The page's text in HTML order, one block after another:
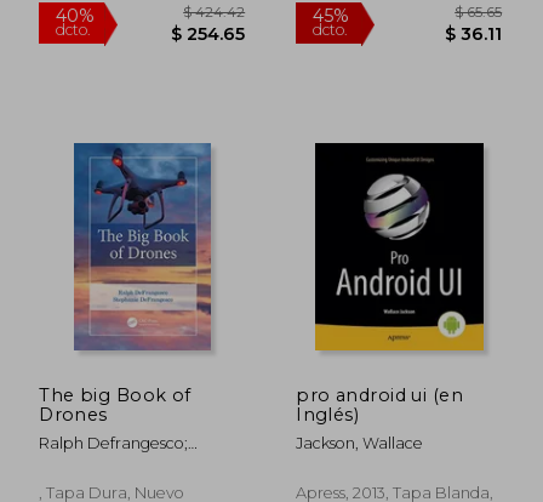
45% 40%
The big Book of
Drones
Ralph Defrangesco;
, Tapa Dura, Nuevo
pro android ui (en
Inglés)
Jackson, Wallace
Apress, 2013, Tapa Blanda,